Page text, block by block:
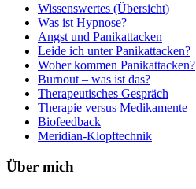
Wissenswertes (Übersicht)
Was ist Hypnose?
Angst und Panikattacken
Leide ich unter Panikattacken?
Woher kommen Panikattacken?
Burnout – was ist das?
Therapeutisches Gespräch
Therapie versus Medikamente
Biofeedback
Meridian-Klopftechnik
Über mich